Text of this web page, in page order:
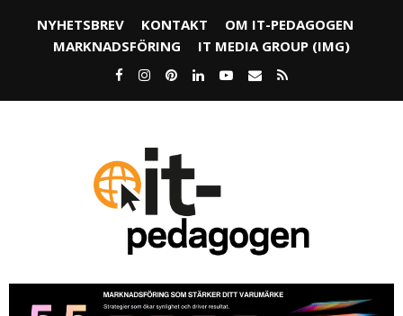
NYHETSBREV KONTAKT
OM IT-PEDAGOGEN
MARKNADSFÖRING
IT MEDIA GROUP (IMG)